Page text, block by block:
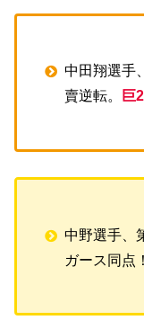
中田翔選手
賣逆転。
巨
中野選手、
ガース同点！